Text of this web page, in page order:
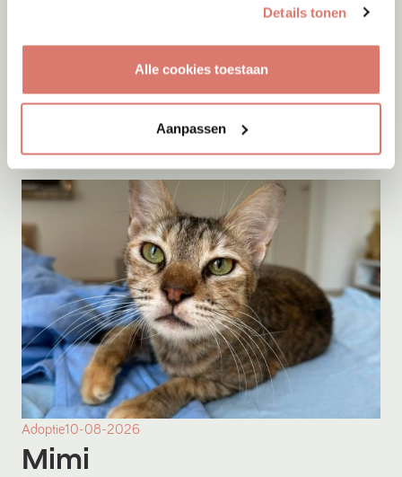
Details tonen
Alle cookies toestaan
Aanpassen
Adoptie
Arnhem
Adoptie10-08-2026
Mimi